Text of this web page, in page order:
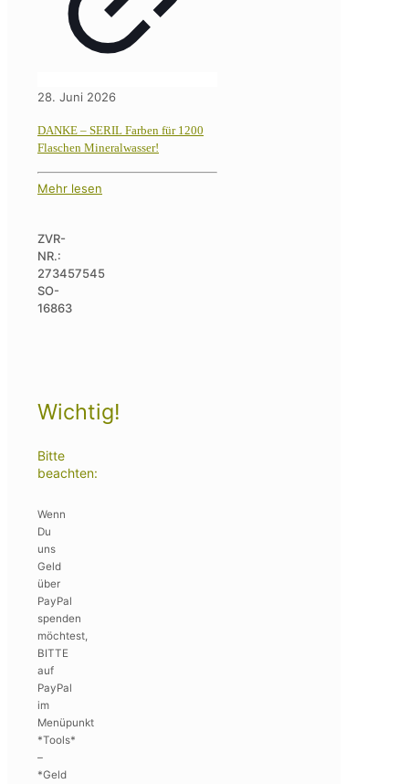
28. Juni 2026
DANKE – SERIL Farben für 1200
Flaschen Mineralwasser!
Mehr lesen
ZVR-
NR.:
273457545
SO-
16863
Wichtig!
Bitte
beachten:
Wenn
Du
uns
Geld
über
PayPal
spenden
möchtest,
BITTE
auf
PayPal
im
Menüpunkt
*Tools*
–
*Geld